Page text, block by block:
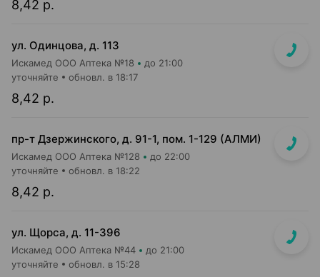
8,42 р.
ул. Одинцова, д. 113
Искамед ООО Аптека №18 до 21:00
8,42 р.
уточняйте обновл. в 18:17
пр-т Дзержинского, д. 91-1, пом. 1-129 (АЛМИ)
Искамед ООО Аптека №128 до 22:00
8,42 р.
уточняйте обновл. в 18:22
ул. Щорса, д. 11-396
Искамед ООО Аптека №44 до 21:00
уточняйте обновл. в 15:28